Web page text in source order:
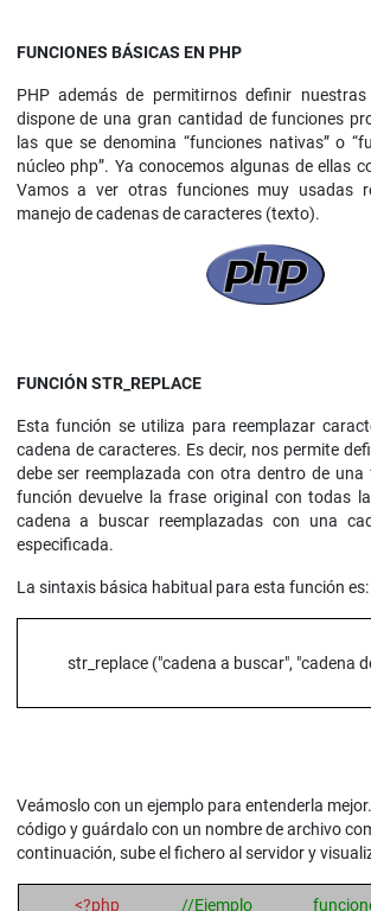
FUNCIONES BÁSICAS EN PHP
PHP además de permitirnos definir
dispone de una gran cantidad de funciones
las que se denomina “funciones nativas” o
núcleo php”. Ya conocemos algunas de ellas
Vamos a ver otras funciones muy usadas
manejo de cadenas de caracteres (texto).
FUNCIÓN STR_REPLACE
Esta función se utiliza para reemplazar
cadena de caracteres. Es decir, nos permite
debe ser reemplazada con otra dentro de
función devuelve la frase original con todas
cadena a buscar reemplazadas con una
especificada.
La sintaxis básica habitual para esta función es:
str_replace ("cadena a buscar", "cadena
Veámoslo con un ejemplo para entenderla
código y guárdalo con un nombre de archivo
continuación, sube el fichero al servidor y
<?php //Ejemplo